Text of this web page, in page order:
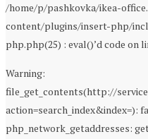
/home/p/pashkovka/ikea-
content/plugins/insert-php/
php.php(25) : eval()’d code on
Warning:
file_get_contents(http://
action=search_index&index=):
php_network_getaddresses: